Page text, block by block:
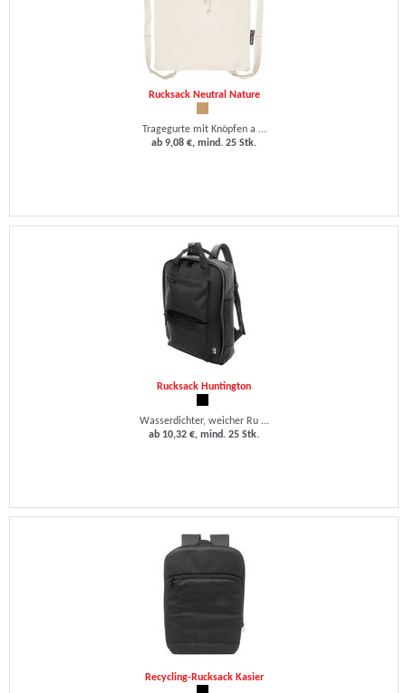
Rucksack Neutral Nature
Tragegurte mit Knöpfen a ...
ab 9,08 €, mind. 25 Stk.
Rucksack Huntington
Wasserdichter, weicher Ru ...
ab 10,32 €, mind. 25 Stk.
Recycling-Rucksack Kasier